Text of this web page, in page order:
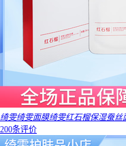
绮雯绮雯面膜绮雯红石榴保湿蚕
200条评价